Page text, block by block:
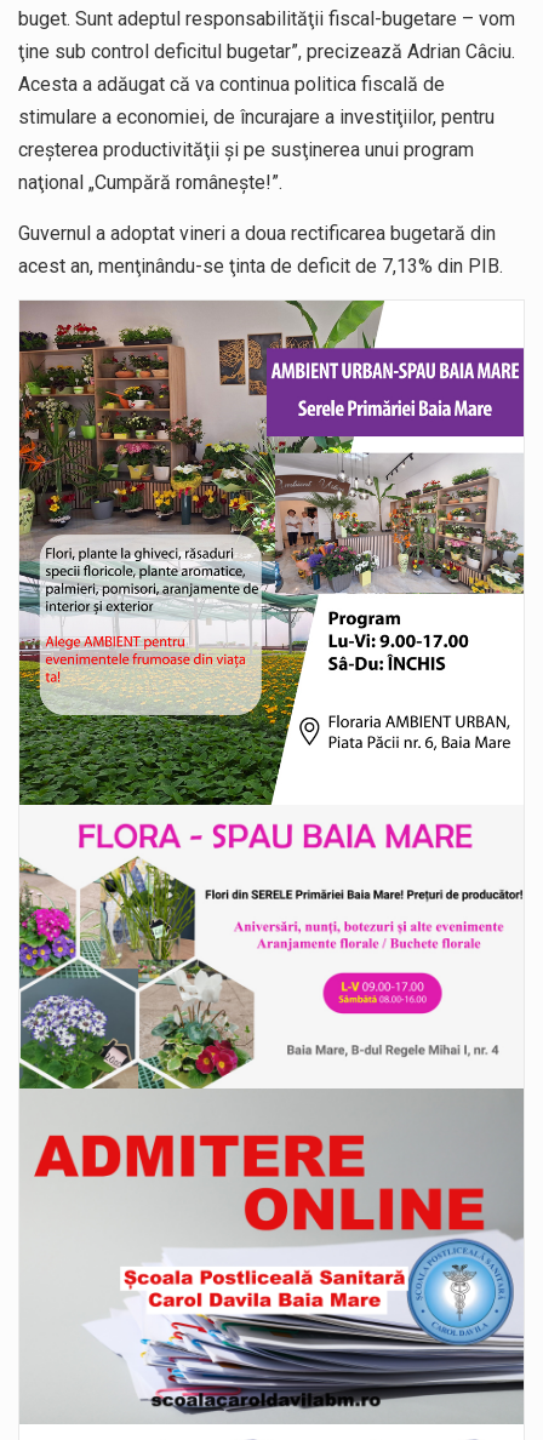
buget. Sunt adeptul responsabilităţii fiscal-bugetare – vom
ţine sub control deficitul bugetar”, precizează Adrian Câciu.
Acesta a adăugat că va continua politica fiscală de
stimulare a economiei, de încurajare a investiţiilor, pentru
creşterea productivităţii şi pe susţinerea unui program
naţional „Cumpără româneşte!”.
Guvernul a adoptat vineri a doua rectificarea bugetară din
acest an, menţinându-se ţinta de deficit de 7,13% din PIB.